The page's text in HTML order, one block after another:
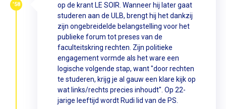
op de krant LE SOIR. Wanneer hij later gaat
studeren aan de ULB, brengt hij het dankzij
zijn ongebreidelde belangstelling voor het
publieke forum tot preses van de
faculteitskring rechten. Zijn politieke
engagement vormde als het ware een
logische volgende stap, want "door rechten
te studeren, krijg je al gauw een klare kijk op
wat links/rechts precies inhoudt". Op 22-
jarige leeftijd wordt Rudi lid van de PS.
'58